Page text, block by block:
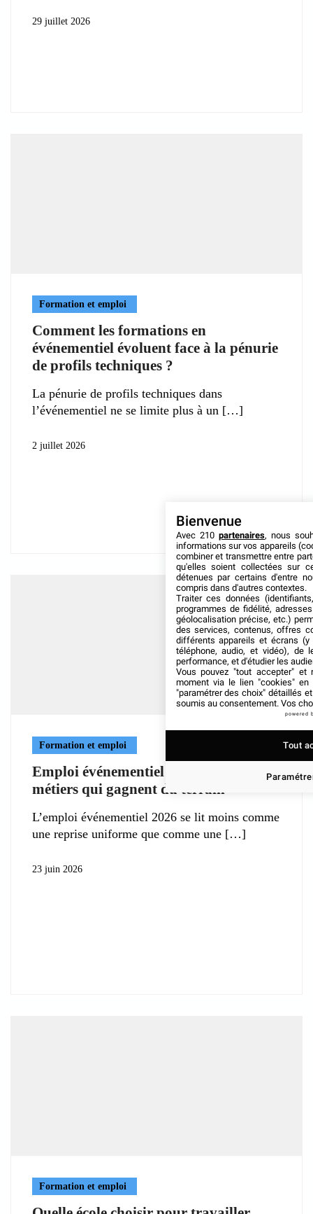
29 juillet 2026
Formation et emploi
Comment les formations en
événementiel évoluent face à la pénurie
de profils techniques ?
La pénurie de profils techniques dans
l’événementiel ne se limite plus à un
2 juillet 2026
Formation et emploi
Emploi événementiel 2026 : les six
métiers qui gagnent du terrain
L’emploi événementiel 2026 se lit moins comme
une reprise uniforme que comme une
23 juin 2026
Formation et emploi
Bienvenue
Avec 210 partenaires, nous
informations sur vos appareils
combiner et transmettre entre
qu'elles soient collectées sur
détenues par certains d'entre
compris dans d'autres contextes.
Traiter ces données
programmes de fidélité,
géolocalisation précise, etc.)
des services, contenus, offres
différents appareils et écrans (y
téléphone, audio, et vidéo), de
performance, et d'étudier les
Vous pouvez "tout accepter" et
moment via le lien "cookies" en
"paramétrer des choix" détaillés
soumis au consentement. Vos
powered
Tout